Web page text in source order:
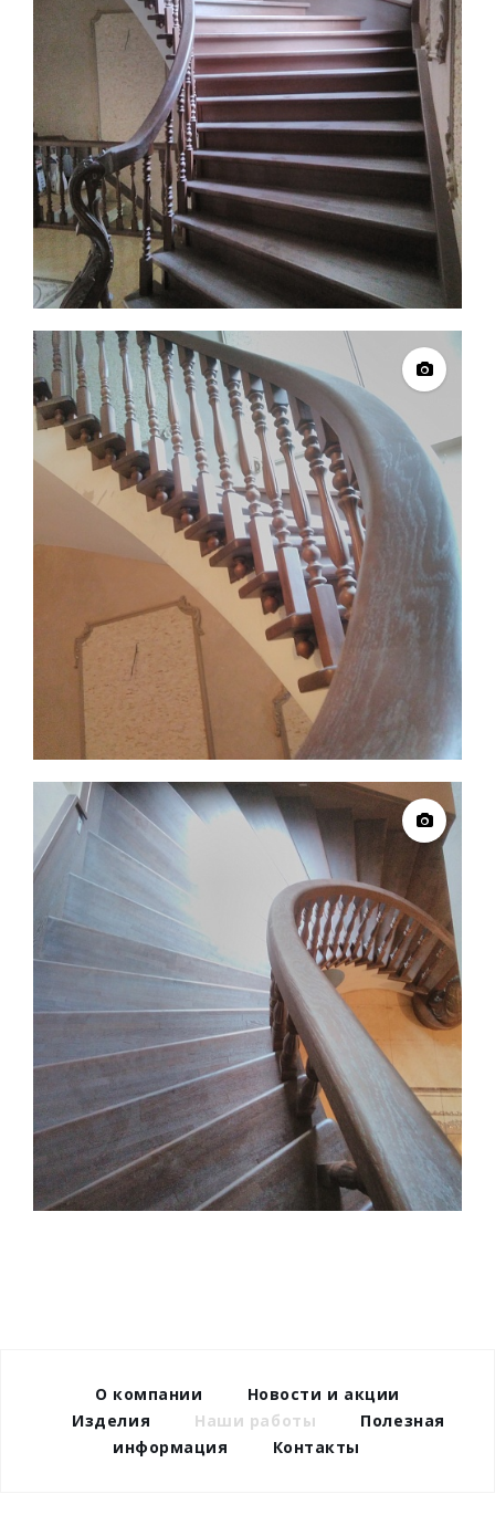
О компании
Новости и акции
Изделия
Наши работы
Полезная
информация
Контакты